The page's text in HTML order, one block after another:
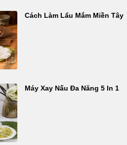
Cách Làm Lẩu Mắm Miền Tây
Máy Xay Nấu Đa Năng 5 In 1